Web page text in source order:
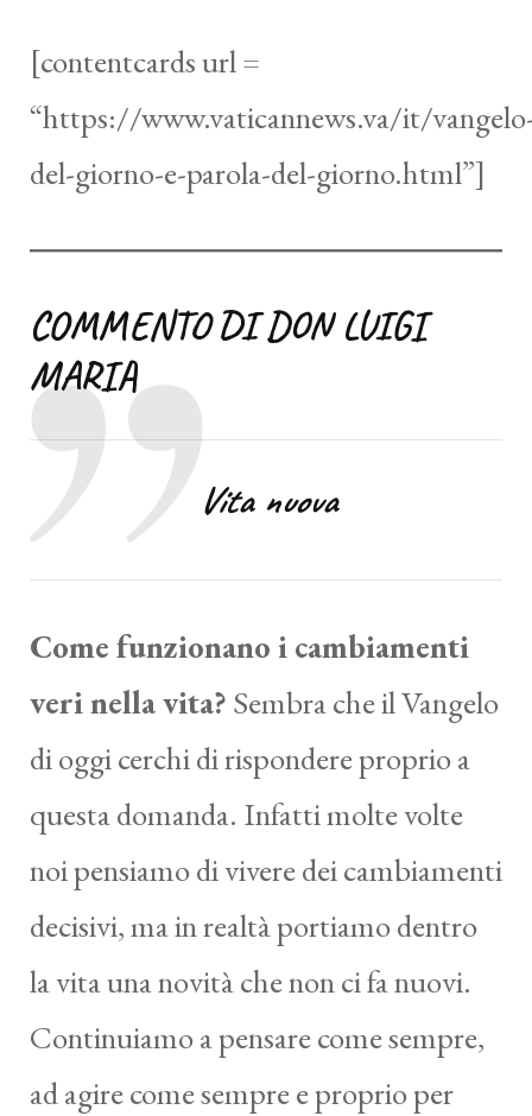
[contentcards url =
“https://www.vaticannews.va/it/
del-giorno-e-parola-del-giorno.html”]
COMMENTO DI DON LUIGI
MARIA
Vita nuova
Come funzionano i cambiamenti
veri nella vita? Sembra che il Vangelo
di oggi cerchi di rispondere proprio a
questa domanda. Infatti molte volte
noi pensiamo di vivere dei cambiamenti
decisivi, ma in realtà portiamo dentro
la vita una novità che non ci fa nuovi.
Continuiamo a pensare come sempre,
ad agire come sempre e proprio per